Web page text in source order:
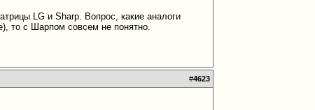
LG и Sharp. Вопрос, какие аналоги
то с Шарпом совсем не понятно.
#4623